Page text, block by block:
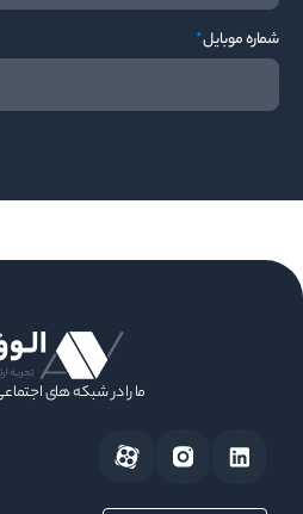
شماره موبایل*
ما را در شبکه های